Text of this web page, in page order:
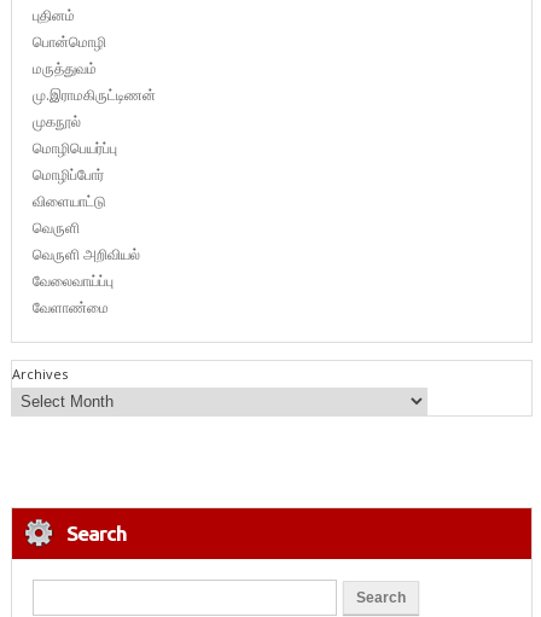
புதினம்
பொன்மொழி
மருத்துவம்
மு.இராமகிருட்டிணன்
முகநூல்
மொழிபெயர்ப்பு
மொழிப்போர்
விளையாட்டு
வெருளி
வெருளி அறிவியல்
வேலைவாய்ப்பு
வேளாண்மை
Archives
Search